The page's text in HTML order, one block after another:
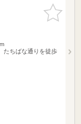
お気に入
りに追加
たちばな通りを徒歩